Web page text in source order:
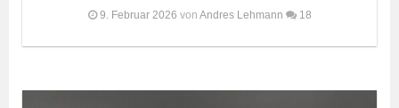
9. Februar 2026 von Andres Lehmann 18